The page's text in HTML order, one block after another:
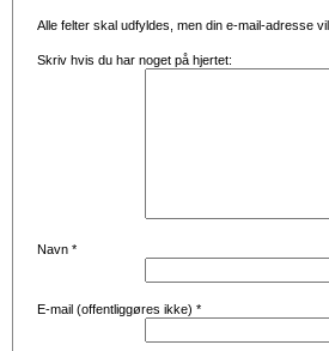
Alle felter skal udfyldes, men din e-mail-adresse
Skriv hvis du har noget på hjertet:
Navn *
E-mail (offentliggøres ikke) *